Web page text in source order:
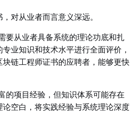
对从业者而言意义深远。
要从业者具备系统的理论功底和扎
业知识和技术水平进行全面评价，
链工程师证书的应聘者，能够更快
的项目经验，但知识体系可能存在
空白，将实践经验与系统理论深度